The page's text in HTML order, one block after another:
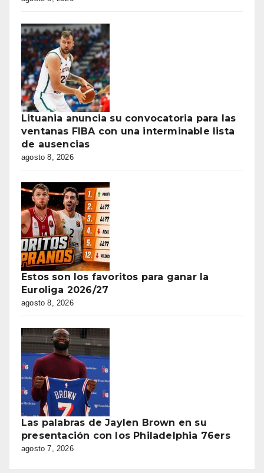
Lituania anuncia su convocatoria para las
ventanas FIBA con una interminable lista
de ausencias
agosto 8, 2026
Estos son los favoritos para ganar la
Euroliga 2026/27
agosto 8, 2026
Las palabras de Jaylen Brown en su
presentación con los Philadelphia 76ers
agosto 7, 2026